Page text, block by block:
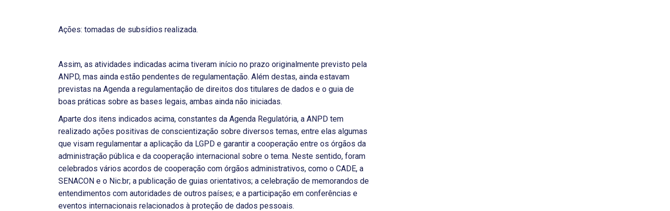
Ações: tomadas de subsídios realizada.
Assim, as atividades indicadas acima tiveram início no prazo originalmente previsto pela
ANPD, mas ainda estão pendentes de regulamentação. Além destas, ainda estavam
previstas na Agenda a regulamentação de direitos dos titulares de dados e o guia de
boas práticas sobre as bases legais, ambas ainda não iniciadas.
Aparte dos itens indicados acima, constantes da Agenda Regulatória, a ANPD tem
realizado ações positivas de conscientização sobre diversos temas, entre elas algumas
que visam regulamentar a aplicação da LGPD e garantir a cooperação entre os órgãos da
administração pública e da cooperação internacional sobre o tema. Neste sentido, foram
celebrados vários acordos de cooperação com órgãos administrativos, como o CADE, a
SENACON e o Nic.br; a publicação de guias orientativos; a celebração de memorandos de
entendimentos com autoridades de outros países; e a participação em conferências e
eventos internacionais relacionados à proteção de dados pessoais.